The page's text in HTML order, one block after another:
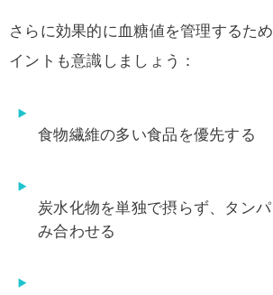
さらに効果的に血糖値を管理するた
イントも意識しましょう：
食物繊維の多い食品を優先する
炭水化物を単独で摂らず、タン
み合わせる